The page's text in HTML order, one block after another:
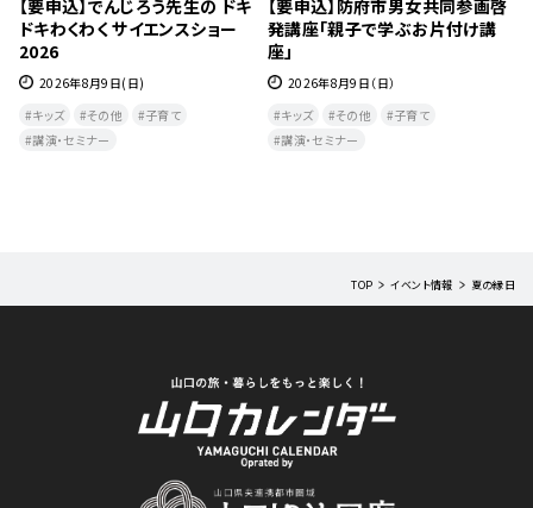
【要申込】でんじろう先生の ドキ
ドキわくわく サイエンスショー
2026
2026年8月9日(日)
キッズ
その他
子育て
講演・セミナー
【要申込】防府市男女共同参画啓
発講座「親子で学ぶお片付け講
座」
2026年8月9日（日）
キッズ
その他
子育て
講演・セミナー
TOP イベント情報 夏の縁日